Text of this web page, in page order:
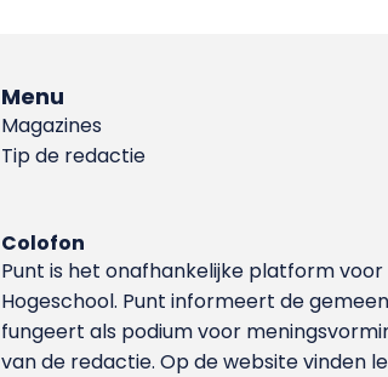
Menu
Magazines
Tip de redactie
Colofon
Punt is het onafhankelijke platform
Hoge­school. Punt informeert de
fungeert als podium voor
van de redactie. Op de website vinden